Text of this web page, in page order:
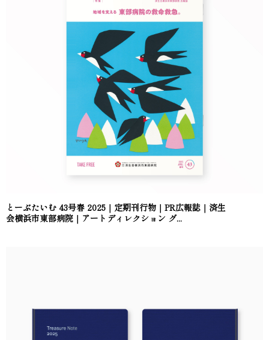
とーぶたいむ 43号春 2025｜定期刊行物｜PR広報誌｜済生
会横浜市東部病院｜アートディレクション グ...